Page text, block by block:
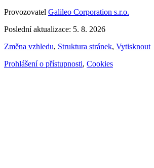
Provozovatel Galileo Corporation s.r.o.
Poslední aktualizace: 5. 8. 2026
Změna vzhledu, Struktura stránek, Vytisknout
Prohlášení o přístupnosti, Cookies